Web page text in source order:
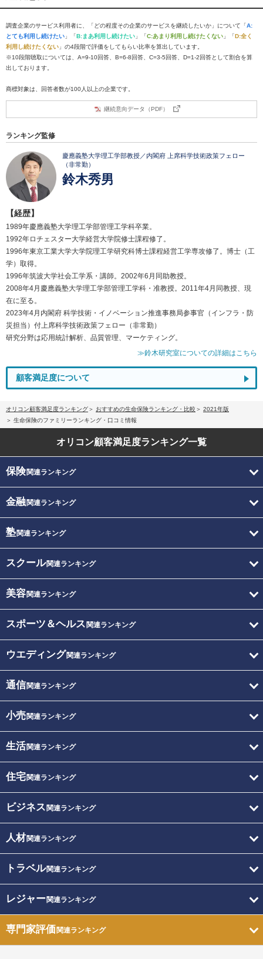
調査企業のサービス利用者に、「どの程度その企業のサービスを継続したいか」について「A:
とても利用し続けたい 」「B:まあ利用し続けたい 」「C:あまり利用し続けたくない 」「D:全く
利用し続けたくない 」の4段階で評価をしてもらい比率を算出しています。
※10段階聴取については、A=9-10回答、B=6-8回答、C=3-5回答、D=1-2回答として割合を算
出しております。
商標対象は、回答者数が100人以上の企業です。
継続意向データ（PDF）
ランキング監修
慶應義塾大学理工学部教授／内閣府 上席科学技術政策フェロー
（非常勤）
鈴木秀男
【経歴】
1989年慶應義塾大学理工学部管理工学科卒業。
1992年ロチェスター大学経営大学院修士課程修了。
1996年東京工業大学大学院理工学研究科博士課程経営工学専攻修了。博士（工
学）取得。
1996年筑波大学社会工学系・講師。2002年6月同助教授。
2008年4月慶應義塾大学理工学部管理工学科・准教授。2011年4月同教授、現
在に至る。
2023年4月内閣府 科学技術・イノベーション推進事務局参事官（インフラ・防
災担当）付上席科学技術政策フェロー（非常勤）
研究分野は応用統計解析、品質管理、マーケティング。
≫鈴木研究室についての詳細はこちら
顧客満足度について
オリコン顧客満足度ランキング おすすめの生命保険ランキング・比較
2021年版
生命保険のファミリーランキング・口コミ情報
オリコン顧客満足度ランキング一覧
保険関連ランキング
金融関連ランキング
塾関連ランキング
スクール関連ランキング
美容関連ランキング
スポーツ＆ヘルス 関連ランキング
ウエディング関連ランキング
通信関連ランキング
小売関連ランキング
生活関連ランキング
住宅関連ランキング
ビジネス 関連ランキング
人材関連ランキング
トラベル関連ランキング
レジャー関連ランキング
専門家評価関連ランキング